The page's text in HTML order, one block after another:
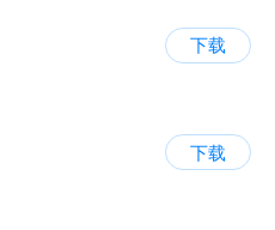
下载
下载